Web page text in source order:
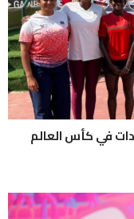
في كأس العالم